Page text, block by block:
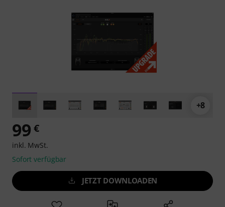
+8
99 €
inkl. MwSt.
Sofort verfügbar
JETZT DOWNLOADEN